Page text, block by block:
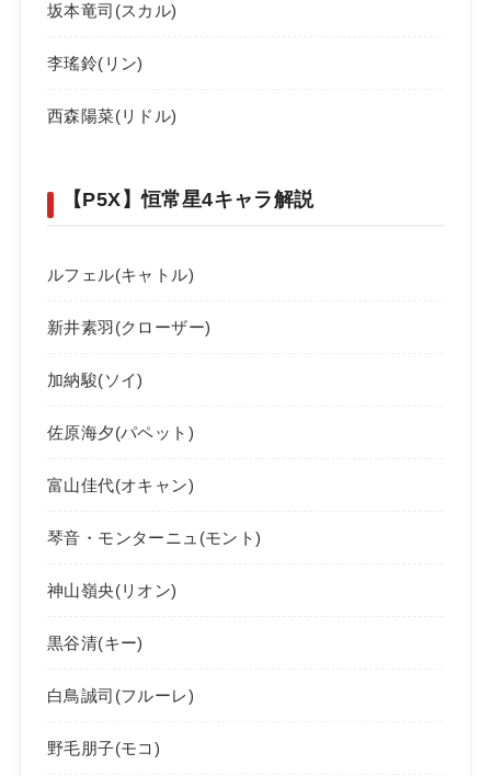
坂本竜司(スカル)
李瑤鈴(リン)
西森陽菜(リドル)
【P5X】恒常星4キャラ解説
ルフェル(キャトル)
新井素羽(クローザー)
加納駿(ソイ)
佐原海夕(パペット)
富山佳代(オキャン)
琴音・モンターニュ(モント)
神山嶺央(リオン)
黒谷清(キー)
白鳥誠司(フルーレ)
野毛朋子(モコ)